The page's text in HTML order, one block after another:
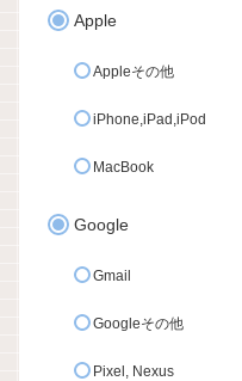
Apple
Appleその他
iPhone,iPad,iPod
MacBook
Google
Gmail
Googleその他
Pixel, Nexus